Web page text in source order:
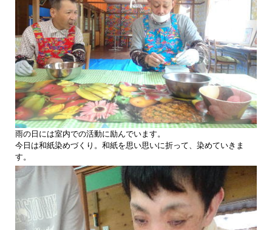
雨の日には室内での活動に励んでいます。
今日は和紙染めづくり。和紙を思い思いに折って、染めていきま
す。